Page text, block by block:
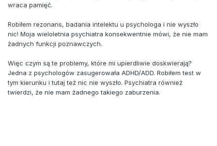
wraca pamięć.
Robiłem rezonans, badania intelektu u psychologa i nie wyszło
nic! Moja wieloletnia psychiatra konsekwentnie mówi, że nie mam
żadnych funkcji poznawczych.
Więc czym są te problemy, które mi upierdliwie doskwierają?
Jedna z psychologów zasugerowała ADHD/ADD. Robiłem test w
tym kierunku i tutaj też nic nie wyszło. Psychiatra również
twierdzi, że nie mam żadnego takiego zaburzenia.